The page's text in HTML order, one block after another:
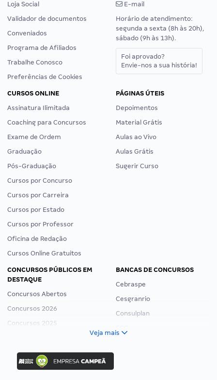
Loja Social
Validador de documentos
Conveniados
Programa de Afiliados
Trabalhe Conosco
Preferências de Cookies
E-mail
Horário de atendimento:
segunda a sexta (8h às 20h),
sábado (9h às 13h).
Foi aprovado?
Envie-nos a sua história!
CURSOS ONLINE
Assinatura Ilimitada
Coaching para Concursos
Exame de Ordem
Graduação
Pós-Graduação
Cursos por Concurso
Cursos por Carreira
Cursos por Estado
Cursos por Professor
Oficina de Redação
Cursos Online Gratuitos
PÁGINAS ÚTEIS
Depoimentos
Material Grátis
Aulas ao Vivo
Aulas Grátis
Sugerir Curso
CONCURSOS PÚBLICOS EM
DESTAQUE
Concursos Abertos
Concursos 2026
Concursos 2025
Concurso Ibama
Concurso MPU
BANCAS DE CONCURSOS
Cebraspe
Cesgranrio
Consulplan
Veja mais